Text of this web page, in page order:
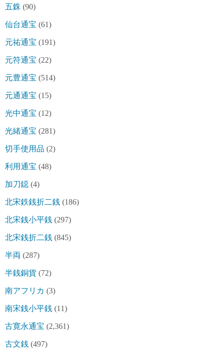
五銖 (90)
仙台通宝 (61)
元祐通宝 (191)
元符通宝 (22)
元豊通宝 (514)
元通通宝 (15)
光中通宝 (12)
光緒通宝 (281)
切手使用品 (2)
利用通宝 (48)
加刀鐚 (4)
北宋鉄銭折二銭 (186)
北宋銭小平銭 (297)
北宋銭折二銭 (845)
半両 (287)
半銭銅貨 (72)
南アフリカ (3)
南宋銭小平銭 (11)
古寛永通宝 (2,361)
古文銭 (497)